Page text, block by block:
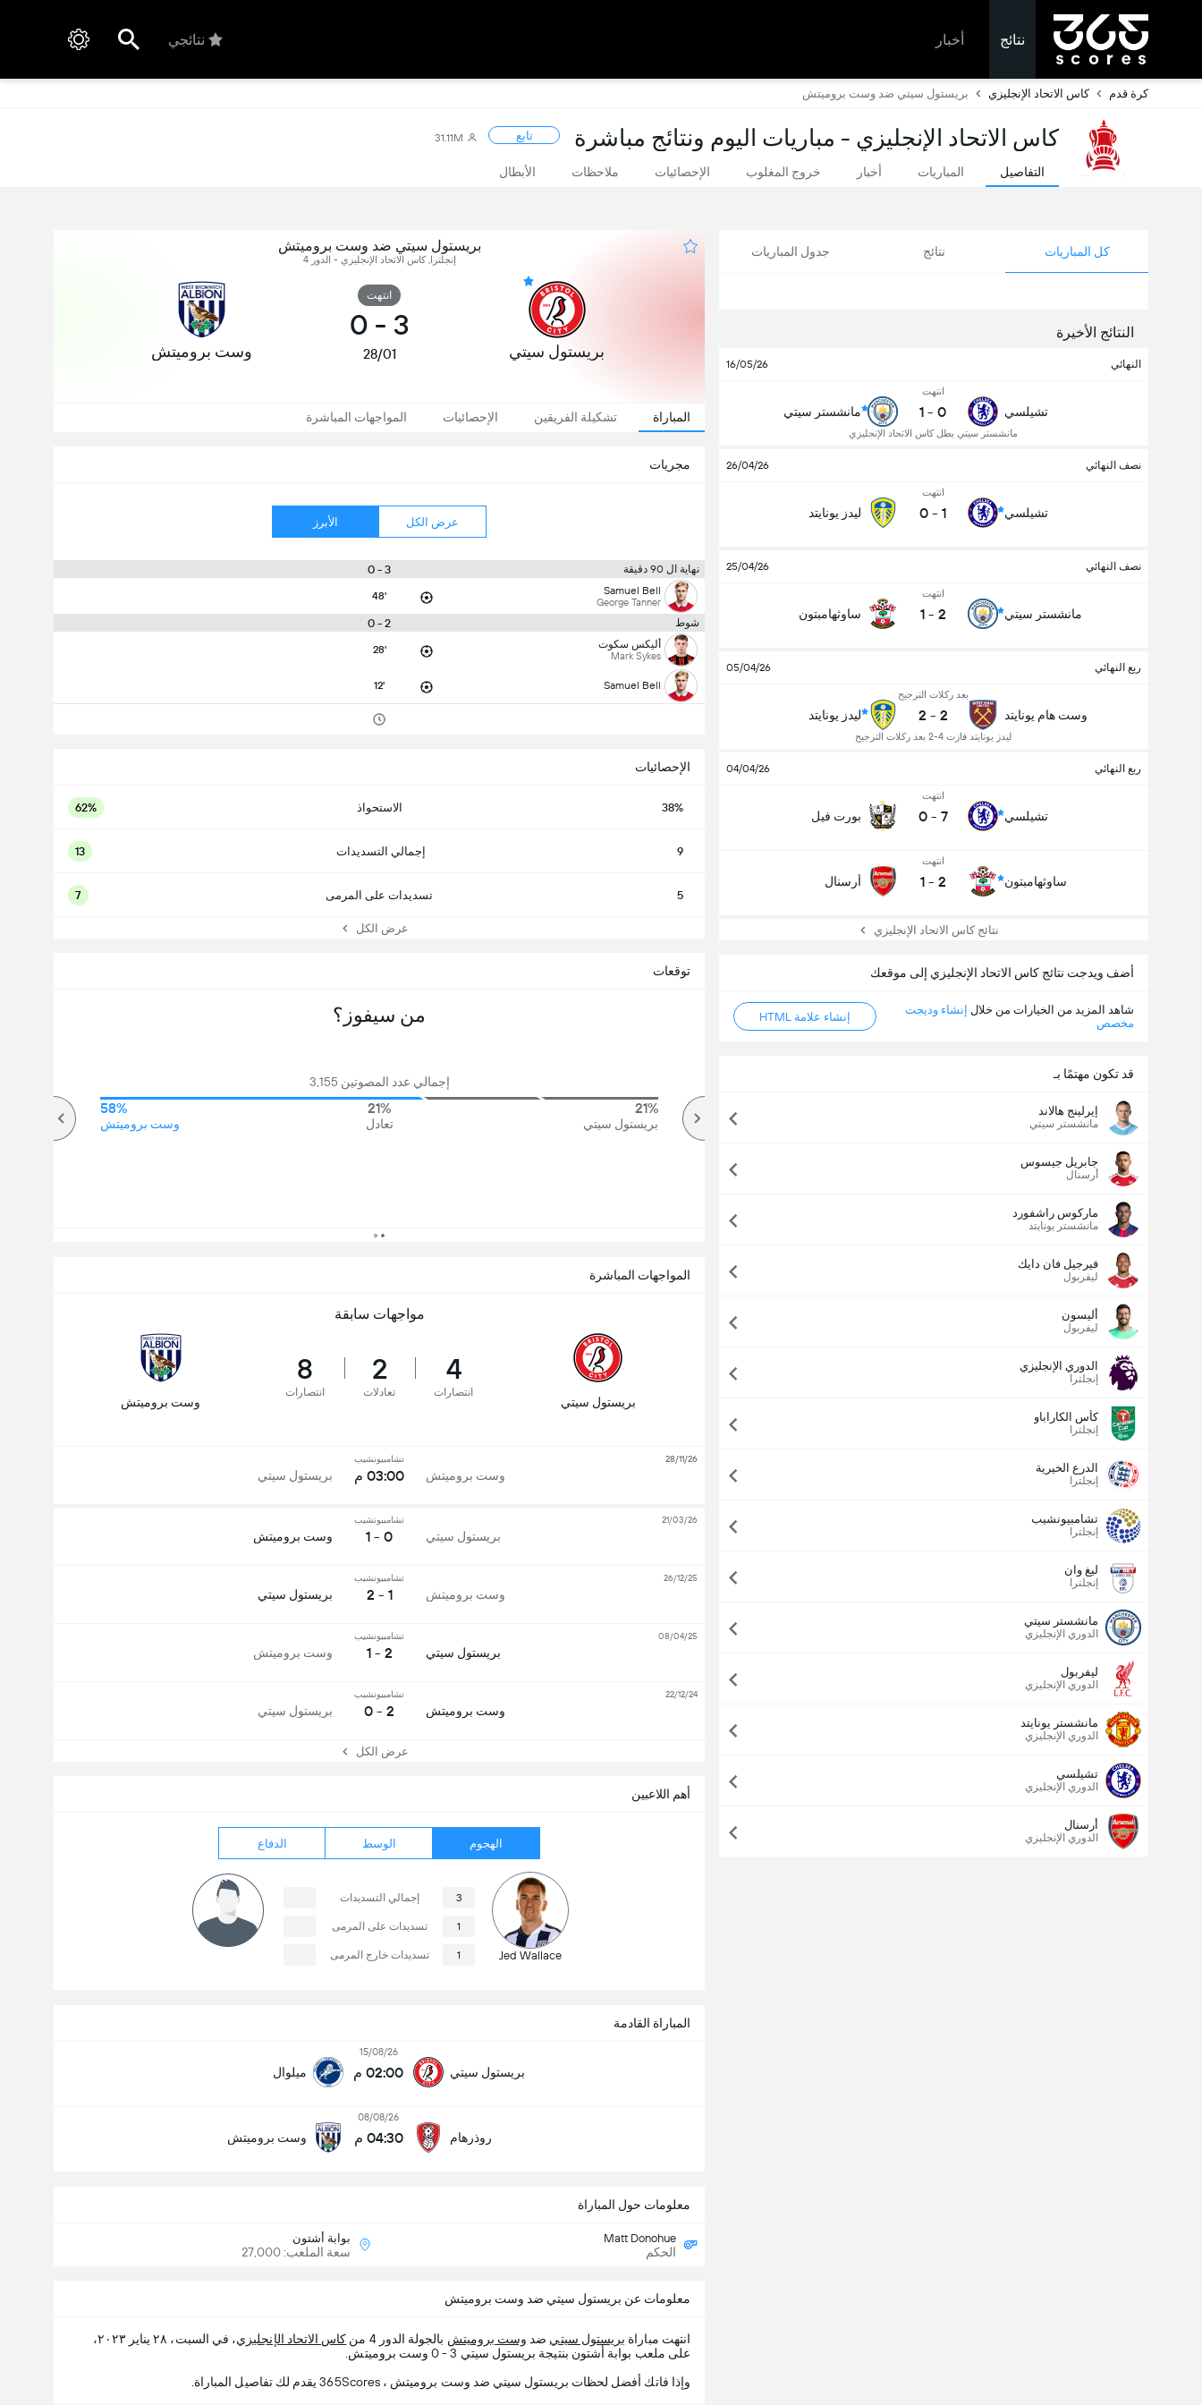
نتائج أخبار نتائجي
كرة قدم كاس الاتحاد الإنجليزي بريستول سيتي ضد وست بروميتش
كاس الاتحاد الإنجليزي - مباريات اليوم ونتائج مباشرة تابع 31.11M
التفاصيل المباريات أخبار خروج المغلوب الإحصائيات ملاحظات الأبطال
كل المباريات نتائج جدول المباريات
النتائج الأخيرة
النهائي 16/05/26
تشيلسي
انتهت
0
-
1
مانشستر سيتي بطل كاس الاتحاد الإنجليزي
مانشستر سيتي
نصف النهائي 26/04/26
تشيلسي
انتهت
1
-
0 ليدز يونايتد
نصف النهائي 25/04/26
مانشستر سيتي
انتهت
2
-
1 ساوثهامبتون
ربع النهائي 05/04/26
وست هام يونايتد
بعد ركلات الترجيح
2
-
2
ليدز يونايتد فازت 4-2 بعد ركلات الترجيح
ليدز يونايتد
ربع النهائي 04/04/26
تشيلسي
انتهت
7
-
0 بورت فيل
ساوثهامبتون
انتهت
2
-
1 أرسنال
نتائج كاس الاتحاد الإنجليزي
أضف ويدجت نتائج كاس الاتحاد الإنجليزي إلى موقعك
شاهد المزيد من الخيارات من خلال إنشاء وديجت
مخصص
إنشاء علامة HTML
قد تكون مهتمًا بـ
إيرلينج هالاند
مانشستر سيتي
جابريل جيسوس
أرسنال
ماركوس راشفورد
مانشستر يونايتد
فيرجيل فان دايك
ليفربول
أليسون
ليفربول
الدوري الإنجليزي
إنجلترا
كأس الكاراباو
إنجلترا
الدرع الخيرية
إنجلترا
تشامبيونشيب
إنجلترا
ليغ وان
إنجلترا
مانشستر سيتي
الدوري الإنجليزي
ليفربول
الدوري الإنجليزي
مانشستر يونايتد
الدوري الإنجليزي
تشيلسي
الدوري الإنجليزي
أرسنال
الدوري الإنجليزي
بريستول سيتي ضد وست بروميتش
إنجلترا, كاس الاتحاد الإنجليزي - الدور 4
بريستول سيتي
انتهت
3
-
0
28/01 وست بروميتش
المباراة تشكيلة الفريقين الإحصائيات المواجهات المباشرة
مجريات
عرض الكل الأبرز
نهاية ال 90 دقيقة 3 - 0
Samuel Bell
George Tanner
48'
شوط 2 - 0
أليكس سكوت
Mark Sykes
28'
Samuel Bell
12'
المباراة القادمة
بريستول سيتي
15/08/26
02:00 م ميلوال
روذرهام
08/08/26
04:30 م وست بروميتش
أهم اللاعبين
الهجوم الوسط الدفاع
Jed Wallace
3 إجمالي التسديدات
1 تسديدات على المرمى
1 تسديدات خارج المرمى
الإحصائيات
38% الاستحواذ 62%
9 إجمالي التسديدات 13
5 تسديدات على المرمى 7
عرض الكل
معلومات حول المباراة
Matt Donohue
الحكم
بوابة أشتون
سعة الملعب: 27,000
توقعات
من سيفوز؟
إجمالي عدد المصوتين 3,155
21%
بريستول سيتي
21%
تعادل
58%
وست بروميتش
عدد الاهداف (2.5)
المواجهات المباشرة
مواجهات سابقة
بريستول سيتي
4
انتصارات
2
تعادلات
8
انتصارات
وست بروميتش
وست بروميتش
تشامبيونشيب
03:00 م بريستول سيتي
28/11/26
بريستول سيتي
تشامبيونشيب
0 - 1 وست بروميتش
21/03/26
وست بروميتش
تشامبيونشيب
1 - 2 بريستول سيتي
26/12/25
بريستول سيتي
تشامبيونشيب
2 - 1 وست بروميتش
08/04/25
وست بروميتش
تشامبيونشيب
2 - 0 بريستول سيتي
22/12/24
عرض الكل
معلومات عن بريستول سيتي ضد وست بروميتش
انتهت مباراة بريستول سيتي ضد وست بروميتش بالجولة الدور 4 من كاس الاتحاد الإنجليزي
، في السبت، ٢٨ يناير ٢٠٢٣،
على ملعب بوابة أشتون بنتيجة بريستول سيتي 3 - 0 وست بروميتش.
وإذا فاتك أفضل لحظات بريستول سيتي ضد وست بروميتش ، 365Scores يقدم لك تفاصيل المباراة.